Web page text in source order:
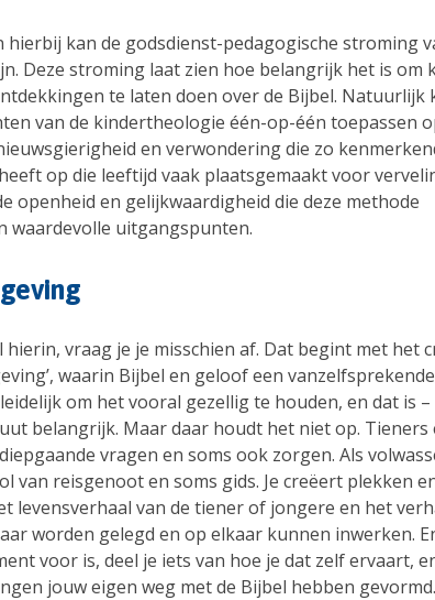
hierbij kan de godsdienst-pedagogische stroming
Deze stroming laat zien hoe belangrijk het is om
te laten doen over de Bijbel. Natuurlijk
van de kindertheologie één-op-één toepassen
en verwondering die zo
op die leeftijd vaak plaatsgemaakt voor
openheid en gelijkwaardigheid die deze methode
waardevolle uitgangspunten.
hierin, vraag je je misschien af. Dat begint met het
waarin Bijbel en geloof een
om het vooral gezellig te houden, en dat is
belangrijk. Maar daar houdt het niet op. Tieners
vragen en soms ook zorgen. Als
van reisgenoot en soms gids. Je creëert plekken
levensverhaal van de tiener of jongere en het
worden gelegd en op elkaar kunnen inwerken.
voor is, deel je iets van hoe je dat zelf ervaart,
jouw eigen weg met de Bijbel hebben gevormd.